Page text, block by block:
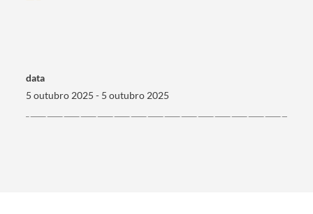
data
5 outubro 2025 - 5 outubro 2025